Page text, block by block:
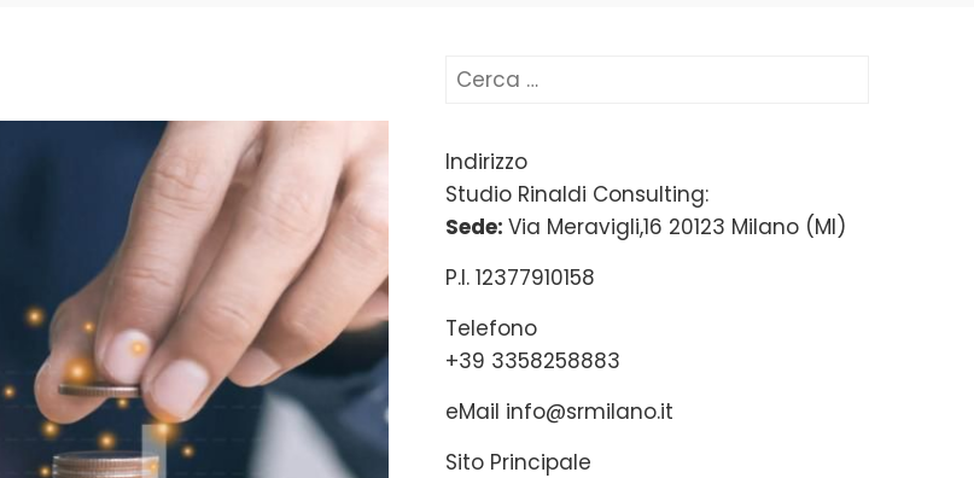
Ricerca
Indirizzo
Studio Rinaldi Consulting:
Sede: Via Meravigli,16 20123 Milano (MI)
P.I. 12377910158
Telefono
+39 3358258883
eMail info@srmilano.it
Sito Principale